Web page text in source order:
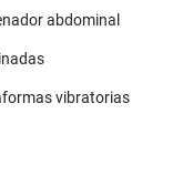
abdominal
vibratorias